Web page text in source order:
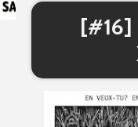
[#16]